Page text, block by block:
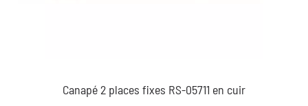
Canapé 2 places fixes RS-05711 en cuir